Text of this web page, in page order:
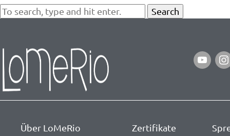
Search
Über LoMeRio
Zertifikate
youtube